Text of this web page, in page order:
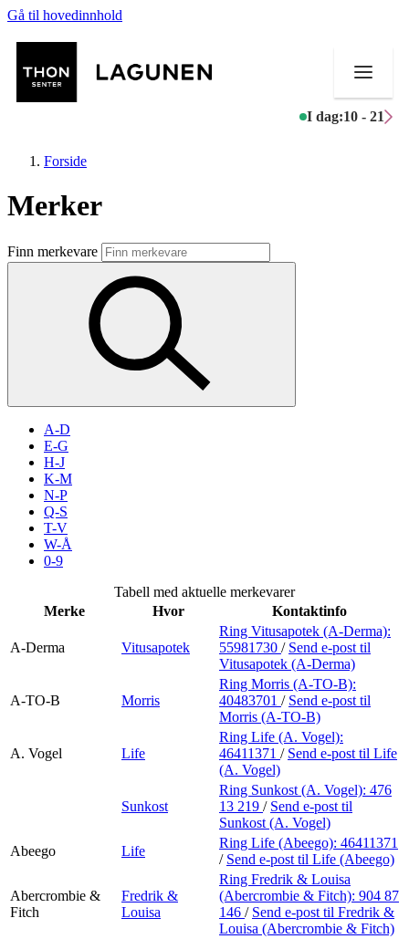
Gå til hovedinnhold
I dag:10 - 21
Butikker
Mat og drikke
Aktiviteter
Inspirasjon
Søk
Parkering
Praktisk informasjon
Gavekort
Forside
Merker
Finn merkevare
A-D
E-G
H-J
K-M
N-P
Q-S
T-V
W-Å
0-9
Tabell med aktuelle merkevarer
Merke
Hvor Kontaktinfo
A-Derma Vitusapotek
Ring Vitusapotek (A-Derma):
55981730 / Send e-post til
Vitusapotek (A-Derma)
A-TO-B Morris
Ring Morris (A-TO-B):
40483701 / Send e-post til
Morris (A-TO-B)
A. Vogel Life
Ring Life (A. Vogel):
46411371 / Send e-post til Life
(A. Vogel)
Sunkost
Ring Sunkost (A. Vogel): 476
13 219 / Send e-post til
Sunkost (A. Vogel)
Abeego
Life
Ring Life (Abeego): 46411371
/ Send e-post til Life (Abeego)
Abercrombie &
Fitch
Fredrik &
Louisa
Ring Fredrik & Louisa
(Abercrombie & Fitch): 904 87
146 / Send e-post til Fredrik &
Louisa (Abercrombie & Fitch)